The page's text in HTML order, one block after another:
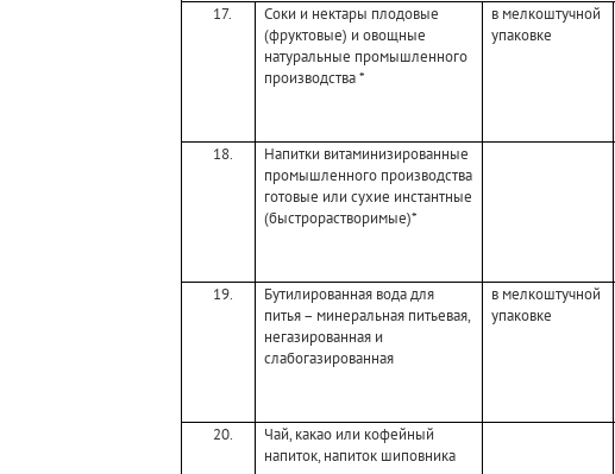
17.
Соки и нектары плодовые
(фруктовые) и овощные
натуральные промышленного
производства *
в мелкоштучной
упаковке
18.
Напитки витаминизированные
промышленного производства
готовые или сухие инстантные
(быстрорастворимые)*
19.
Бутилированная вода для
питья – минеральная питьевая,
негазированная и
слабогазированная
в мелкоштучной
упаковке
20.
Чай, какао или кофейный
напиток, напиток шиповника